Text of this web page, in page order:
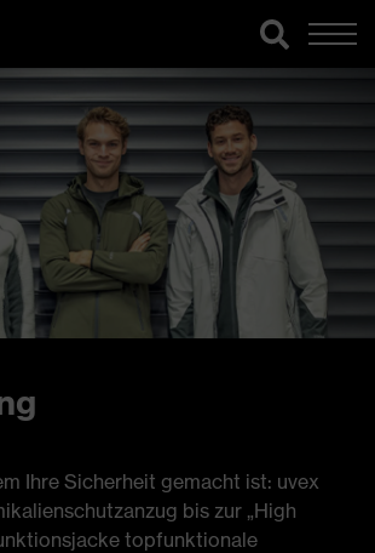
Ihre Sicherheit gemacht ist: uvex
bis zur „High
topfunktionale